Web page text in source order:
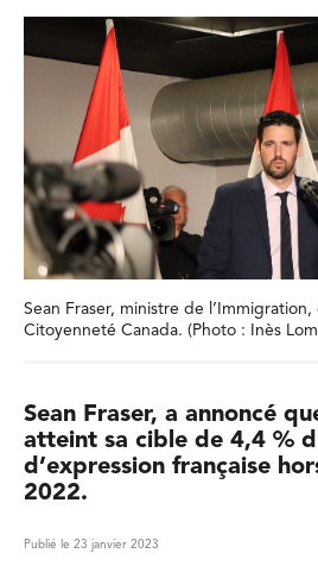
Sean Fraser, ministre de
Citoyenneté Canada. (Photo : Inès
Sean Fraser, a annoncé
atteint sa cible de 4,4 %
d’expression française
2022.
Publié le 23 janvier 2023